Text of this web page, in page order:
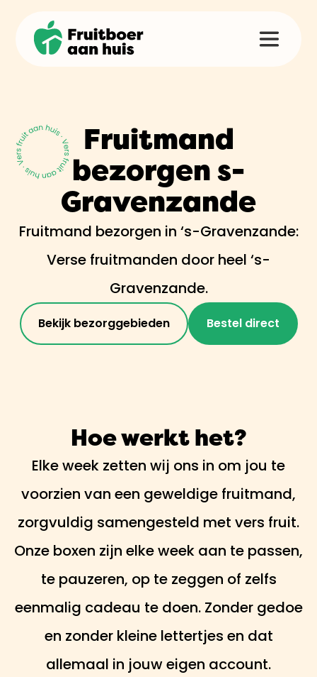
Fruitmand
bezorgen s-
Gravenzande
Fruitmand bezorgen in ‘s-Gravenzande:
Verse fruitmanden door heel ‘s-
Gravenzande.
Bekijk bezorggebieden Bestel direct
Hoe werkt het?
Elke week zetten wij ons in om jou te
voorzien van een geweldige fruitmand,
zorgvuldig samengesteld met vers fruit.
Onze boxen zijn elke week aan te passen,
te pauzeren, op te zeggen of zelfs
eenmalig cadeau te doen. Zonder gedoe
en zonder kleine lettertjes en dat
allemaal in jouw eigen account.